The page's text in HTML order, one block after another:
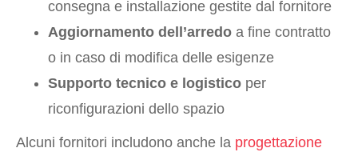
consegna e installazione gestite dal fornitore
Aggiornamento dell’arredo a fine contratto
o in caso di modifica delle esigenze
Supporto tecnico e logistico per
riconfigurazioni dello spazio
Alcuni fornitori includono anche la progettazione